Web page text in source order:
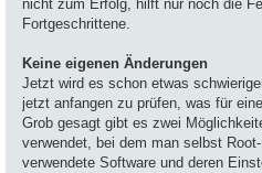
nicht zum Erfolg, hilft nur noch die
Fortgeschrittene.
Keine eigenen Änderungen
Jetzt wird es schon etwas
jetzt anfangen zu prüfen, was für
Grob gesagt gibt es zwei
verwendet, bei dem man selbst
verwendete Software und deren